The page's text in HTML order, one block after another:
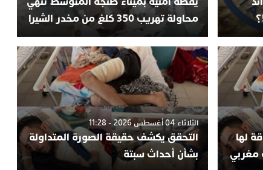
محاولة تهريب 350 كلغ من مخدر الشيرا
لها
مغربي
الثلاثاء 04 أغسطس 2026 - 11:28
التحقق يكشف حقيقة الصورة المتداولة
بشأن أحداث سبتة